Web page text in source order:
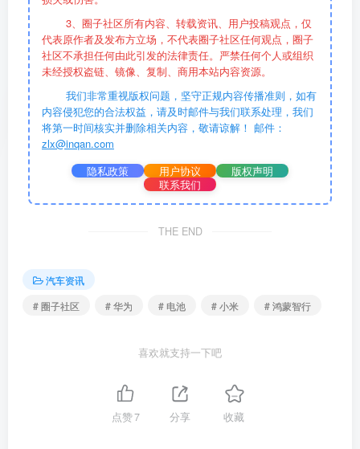
车
圈子社区、华为
3、圈子社区所有内容、转载资讯、用户投稿观点，仅
代表原作者及发布方立场，不代表圈子社区任何观点，圈子
社区不承担任何由此引发的法律责任。严禁任何个人或组织
未经授权盗链、镜像、复制、商用本站内容资源。
我们非常重视版权问题，坚守正规内容传播准则，如有
内容侵犯您的合法权益，请及时邮件与我们联系处理，我们
将第一时间核实并删除相关内容，敬请谅解！ 邮件：
zlx@inqan.com
隐私政策
用户协议
版权声明
联系我们
THE END
汽车资讯
# 圈子社区
# 华为 # 电池 # 小米 # 鸿蒙智行
喜欢就支持一下吧
点赞7 分享 收藏